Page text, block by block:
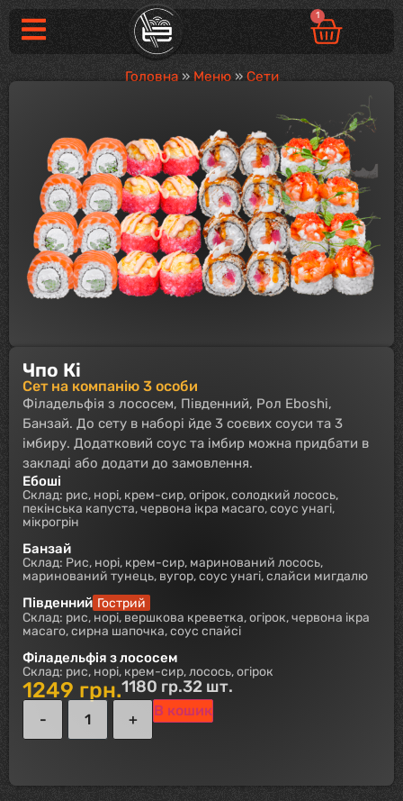
1
Головна» Меню» Сети
Чпо Кі
Сет на компанію 3 особи
Філадельфія з лососем, Південний, Рол Eboshi,
Банзай. До сету в наборі йде 3 соєвих соуси та 3
імбиру. Додатковий соус та імбир можна придбати в
закладі або додати до замовлення.
Ебоші
Склад: рис, норі, крем-сир, огірок, солодкий лосось,
пекінська капуста, червона ікра масаго, соус унагі,
мікрогрін
Банзай
Склад: Рис, норі, крем-сир, маринований лосось,
маринований тунець, вугор, соус унагі, слайси мигдалю
Південний Гострий
Склад: рис, норі, вершкова креветка, огірок, червона ікра
масаго, сирна шапочка, соус спайсі
Філадельфія з лососем
Склад: рис, норі, крем-сир, лосось, огірок
1249 грн.1180 гр.32 шт.
В кошик